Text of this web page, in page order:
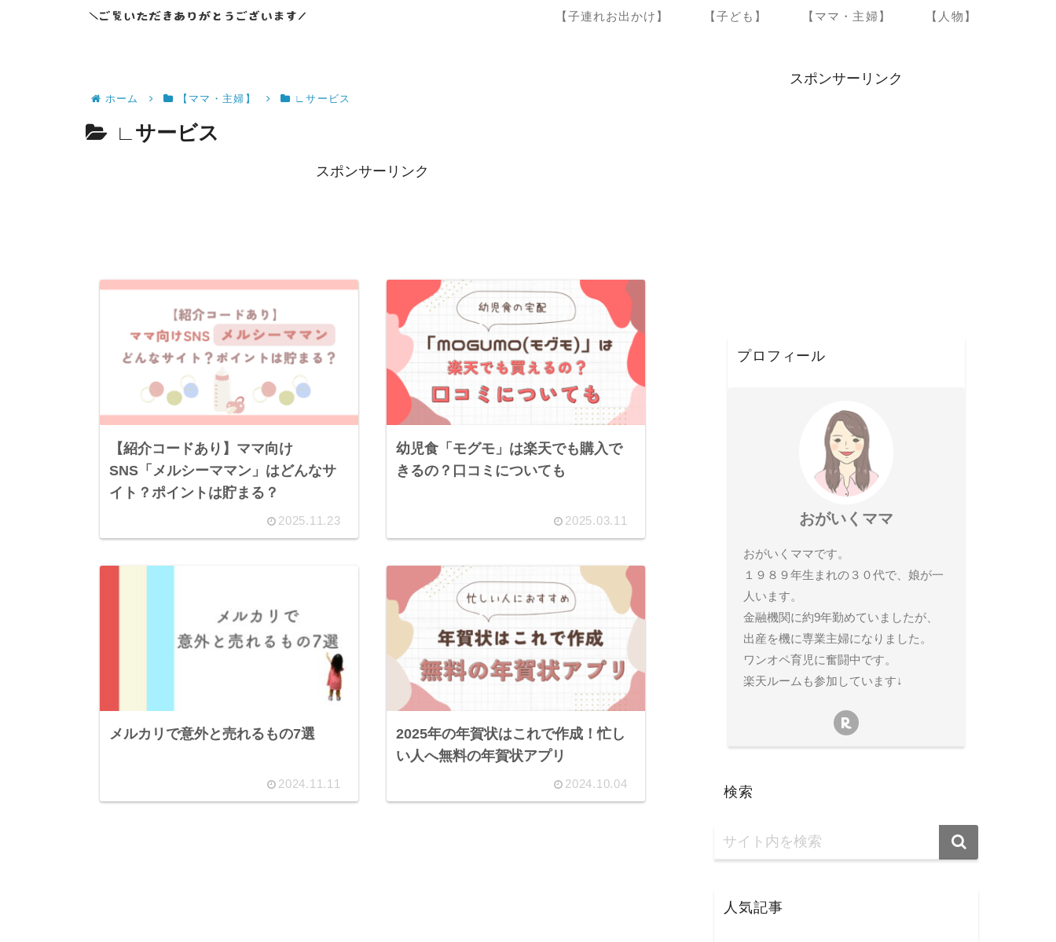
【子連れお出かけ】 【子ども】 【ママ・主婦】 【人物】
ホーム 【ママ・主婦】 ∟サービス
∟サービス
スポンサーリンク
【紹介コードあり】ママ向け
SNS「メルシーママン」はどんなサ
イト？ポイントは貯まる？
2025.11.23
幼児食「モグモ」は楽天でも購入で
きるの？口コミについても
2025.03.11
メルカリで意外と売れるもの7選
2024.11.11
2025年の年賀状はこれで作成！忙し
い人へ無料の年賀状アプリ
2024.10.04
スポンサーリンク
プロフィール
おがいくママ
おがいくママです。
１９８９年生まれの３０代で、娘が一
人います。
金融機関に約9年勤めていましたが、
出産を機に専業主婦になりました。
ワンオペ育児に奮闘中です。
楽天ルームも参加しています↓
検索
人気記事